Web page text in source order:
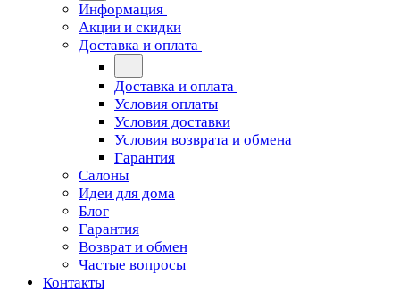
Информация
Акции и скидки
Доставка и оплата
Доставка и оплата
Условия оплаты
Условия доставки
Условия возврата и обмена
Гарантия
Салоны
Идеи для дома
Блог
Гарантия
Возврат и обмен
Частые вопросы
Контакты